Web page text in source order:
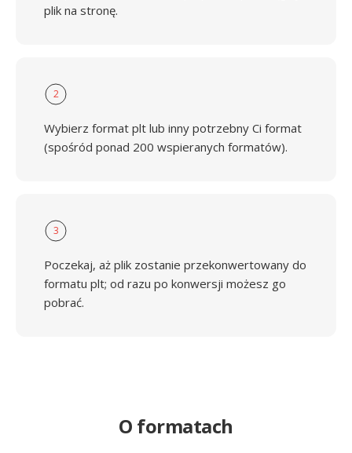
plik na stronę.
2
Wybierz format plt lub inny potrzebny Ci format
(spośród ponad 200 wspieranych formatów).
3
Poczekaj, aż plik zostanie przekonwertowany do
formatu plt; od razu po konwersji możesz go
pobrać.
O formatach